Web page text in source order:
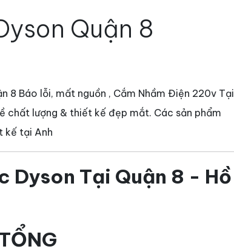
Quận 8
8 Báo lỗi, mất nguồn , Cắm Nhầm Điện 220v Tại
chất lượng & thiết kế đẹp mắt. Các sản phẩm
kế tại Anh
Dyson Tại Quận 8 - Hồ